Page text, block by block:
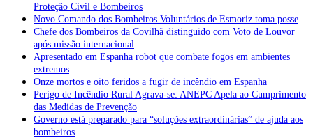
Proteção Civil e Bombeiros
Novo Comando dos Bombeiros Voluntários de Esmoriz toma posse
Chefe dos Bombeiros da Covilhã distinguido com Voto de Louvor
após missão internacional
Apresentado em Espanha robot que combate fogos em ambientes
extremos
Onze mortos e oito feridos a fugir de incêndio em Espanha
Perigo de Incêndio Rural Agrava-se: ANEPC Apela ao Cumprimento
das Medidas de Prevenção
Governo está preparado para “soluções extraordinárias” de ajuda aos
bombeiros